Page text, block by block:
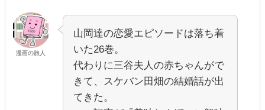
漫画の旅人
山岡達の恋愛エピソードは落ち着
いた26巻。
代わりに三谷夫人の赤ちゃんがで
きて、スケバン田畑の結婚話が出
てきた。